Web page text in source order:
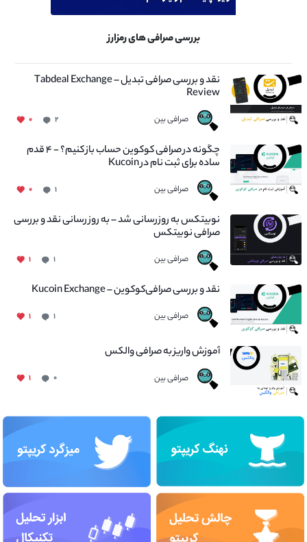
بررسی صرافی های رمزارز
نقد و بررسی صرافی تبدیل – Tabdeal Exchange
Review
صرافی بین ۲ ۰
چگونه در صرافی کوکوین حساب باز کنیم؟ - ۴ قدم
ساده برای ثبت نام در Kucoin
صرافی بین ۱ ۰
نوبیتکس به روزرسانی شد – به روز رسانی نقد و بررسی
صرافی نوبیتکس
صرافی بین ۱ ۱
نقد و بررسی صرافی‌کوکوین – Kucoin Exchange
صرافی بین ۱ ۱
آموزش واریز به صرافی والکس
صرافی بین ۰ ۱